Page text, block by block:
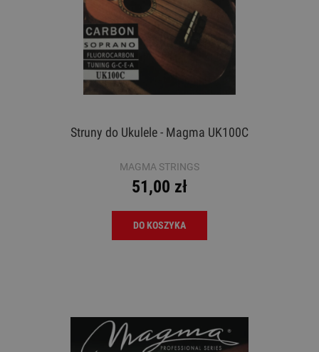
Struny do Ukulele - Magma UK100C
MAGMA STRINGS
51,00 zł
DO KOSZYKA